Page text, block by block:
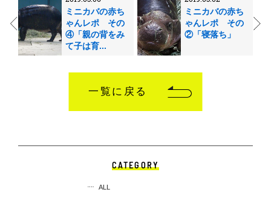
ミニカバの赤ち
ゃんレポ その
④「親の背をみ
て子は育...
ミニカバの赤ち
ゃんレポ その
②「寝落ち」
一覧に戻る
CATEGORY
ALL